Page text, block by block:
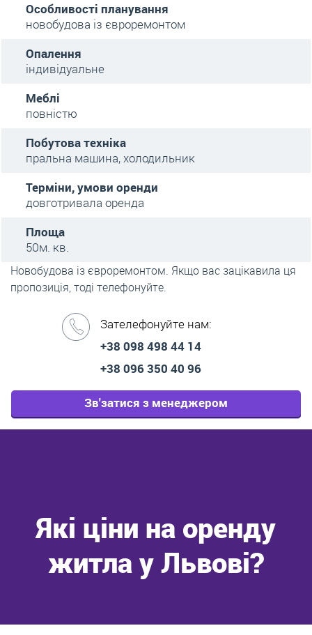
Особливості планування
новобудова із євроремонтом
Опалення
індивідуальне
Меблі
повністю
Побутова техніка
пральна машина, холодильник
Терміни, умови оренди
довготривала оренда
Площа
50м. кв.
Новобудова із євроремонтом. Якщо вас зацікавила ця
пропозиція, тоді телефонуйте.
Зателефонуйте нам:
+38 098 498 44 14
+38 096 350 40 96
Зв'затися з менеджером
Які ціни на оренду
житла у Львові?